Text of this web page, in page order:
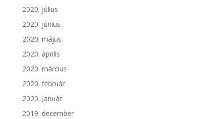
2020. július
2020. június
2020. május
2020. április
2020. március
2020. február
2020. január
2019. december